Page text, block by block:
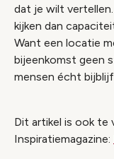
dat je wilt
kijken dan
Want een locatie
bijeenkomst geen
mensen écht
Dit artikel is ook te
Inspiratiemagazine: